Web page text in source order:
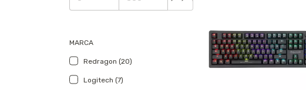
MARCA
Redragon (20)
Logitech (7)